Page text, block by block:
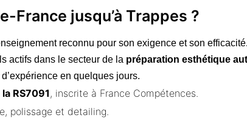
France jusqu’à Trappes ?
reconnu pour son exigence et son
actifs dans le secteur de la préparation esthétique
en quelques jours.
RS7091, inscrite à France Compétences.
polissage et detailing.